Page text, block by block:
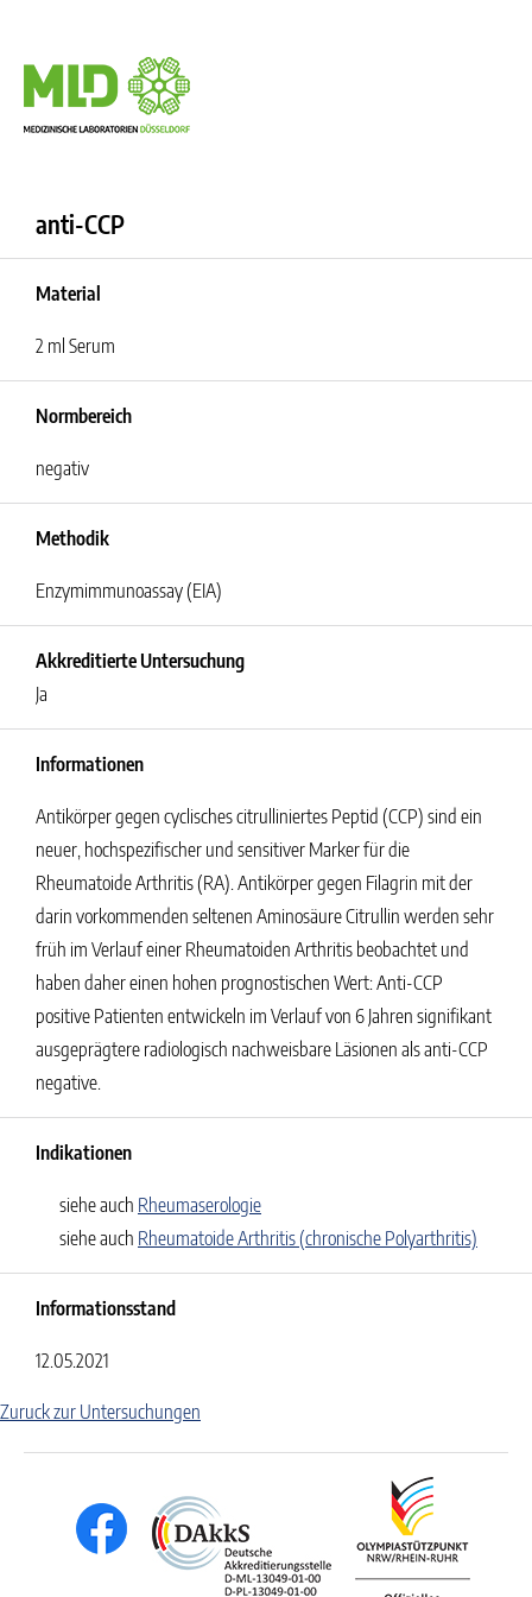
anti-CCP
Material
2 ml Serum
Normbereich
negativ
Methodik
Enzymimmunoassay (EIA)
Akkreditierte Untersuchung
Ja
Informationen
Antikörper gegen cyclisches citrulliniertes Peptid (CCP) sind ein
neuer, hochspezifischer und sensitiver Marker für die
Rheumatoide Arthritis (RA). Antikörper gegen Filagrin mit der
darin vorkommenden seltenen Aminosäure Citrullin werden sehr
früh im Verlauf einer Rheumatoiden Arthritis beobachtet und
haben daher einen hohen prognostischen Wert: Anti-CCP
positive Patienten entwickeln im Verlauf von 6 Jahren signifikant
ausgeprägtere radiologisch nachweisbare Läsionen als anti-CCP
negative.
Indikationen
siehe auch Rheumaserologie
siehe auch Rheumatoide Arthritis (chronische Polyarthritis)
Informationsstand
12.05.2021
Zuruck zur Untersuchungen